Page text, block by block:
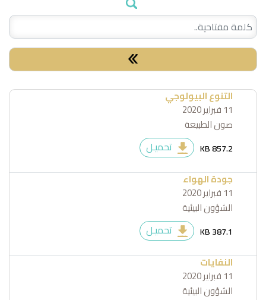
Check Special:
التنوع البيولوجي
11 فبراير 2020
صون الطبيعة
857.2 KB تحميـل
جودة الهواء
11 فبراير 2020
الشؤون البيئية
387.1 KB تحميـل
النفايات
11 فبراير 2020
الشؤون البيئية